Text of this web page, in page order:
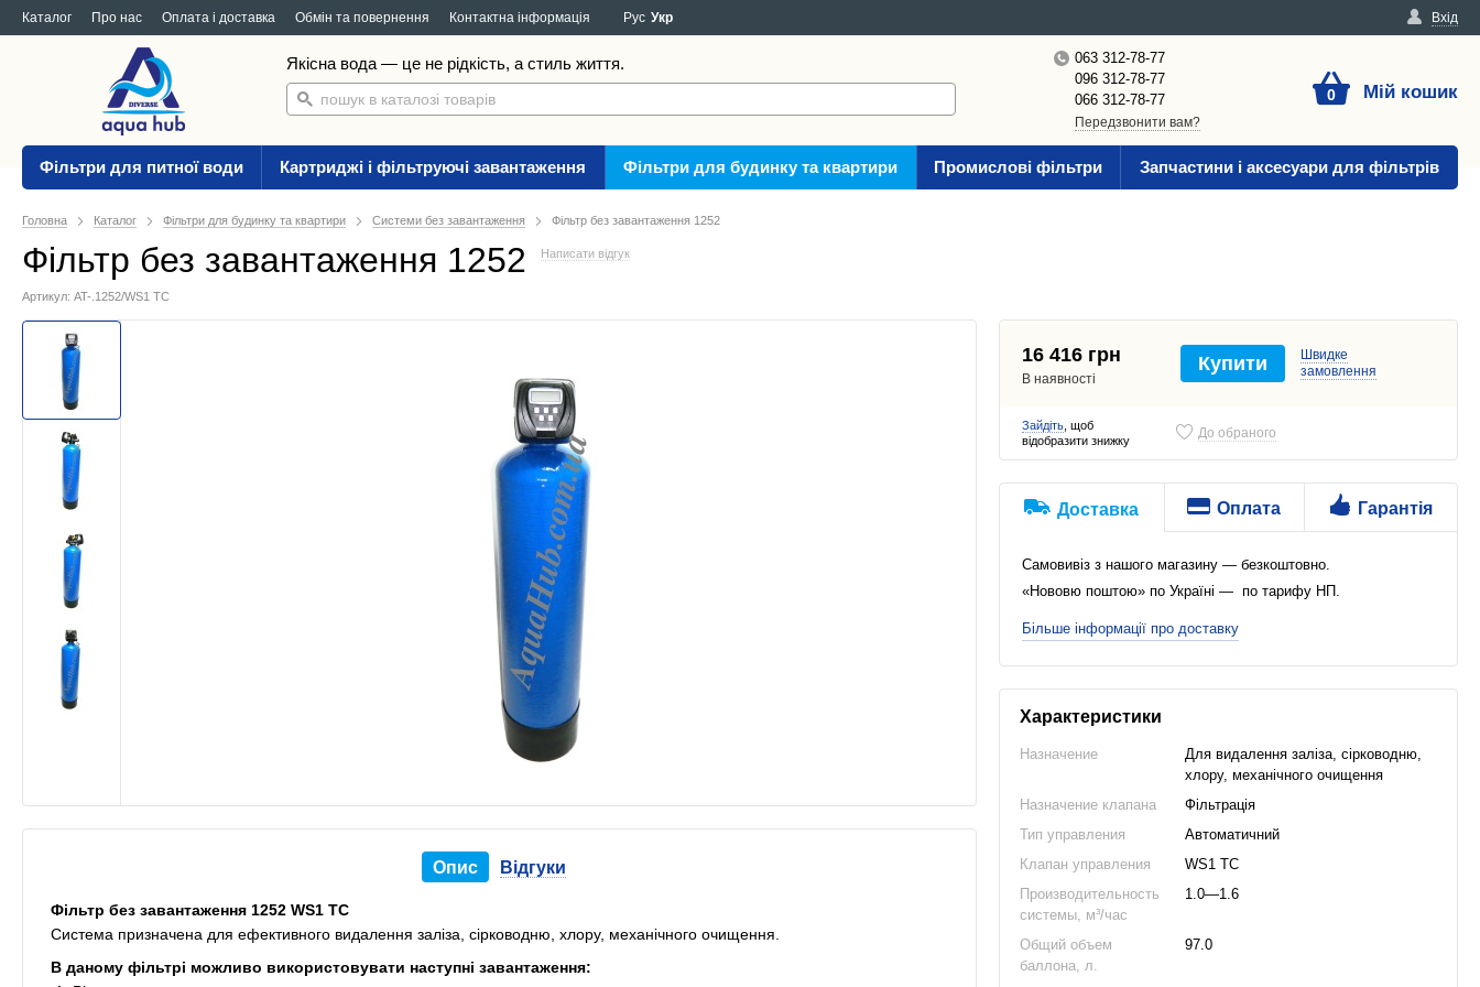
Каталог Про нас Оплата і доставка Обмін та повернення Контактна інформація Вхід
Рус Укр
Якісна вода — це не рідкість, а стиль життя.
063 312-78-77
096 312-78-77
066 312-78-77
Передзвонити вам?
0 Мій кошик
Фільтри для питної води Картриджі і фільтруючі завантаження Фільтри для будинку та квартири Промислові фільтри Запчастини і аксесуари для фільтрів
Головна Каталог Фільтри для будинку та квартири Системи без завантаження Фільтр без завантаження 1252
Фільтр без завантаження 1252 Написати відгук
Артикул: AT-.1252/WS1 TC
Опис Відгуки
Фільтр без завантаження 1252 WS1 TC
Система призначена для ефективного видалення заліза, сірководню, хлору, механічного очищення.
В даному фільтрі можливо використовувати наступні завантаження:
16 416 грн
В наявності
Купити
Швидке
замовлення
Зайдіть, щоб
відобразити знижку
До обраного
Доставка Оплата Гарантія
Самовивіз з нашого магазину — безкоштовно.
«Нововю поштою» по Україні — по тарифу НП.
Більше інформації про доставку
Характеристики
Назначение
Для видалення заліза, сірководню,
хлору, механічного очищення
Назначение клапана
Фільтрація
Тип управления
Автоматичний
Клапан управления
WS1 TC
Производительность
системы, м³/час
1.0—1.6
Общий объем
баллона, л.
97.0